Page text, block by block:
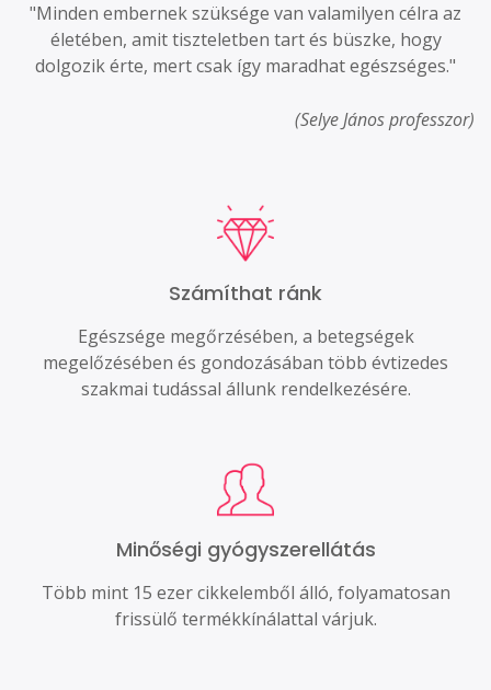
"Minden embernek szüksége van valamilyen célra az
életében, amit tiszteletben tart és büszke, hogy
dolgozik érte, mert csak így maradhat egészséges."
(Selye János professzor)
Számíthat ránk
Egészsége megőrzésében, a betegségek
megelőzésében és gondozásában több évtizedes
szakmai tudással állunk rendelkezésére.
Minőségi gyógyszerellátás
Több mint 15 ezer cikkelemből álló, folyamatosan
frissülő termékkínálattal várjuk.